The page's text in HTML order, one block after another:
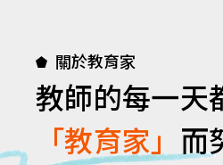
關於教育家
教師的每一天
「教育家」 而